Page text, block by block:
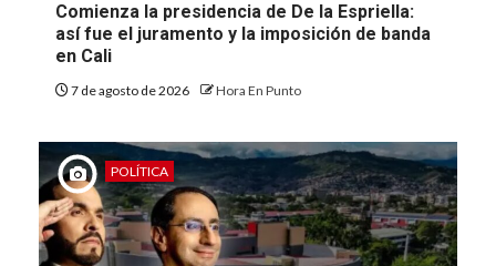
Comienza la presidencia de De la Espriella:
así fue el juramento y la imposición de banda
en Cali
7 de agosto de 2026 Hora En Punto
POLÍTICA